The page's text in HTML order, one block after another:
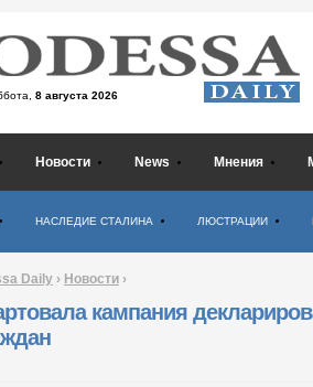
8 августа 2026
Новости News Мнения
НАСЛЕДИЕ СТАЛИНА ЛЮСТРАЦИИ
Daily › Новости ›
кампания